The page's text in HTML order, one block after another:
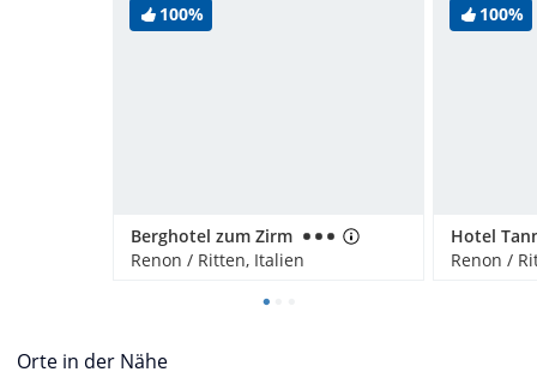
100%
Berghotel zum Zirm
Renon / Ritten, Italien
100%
Hotel
Renon /
Orte in der Nähe